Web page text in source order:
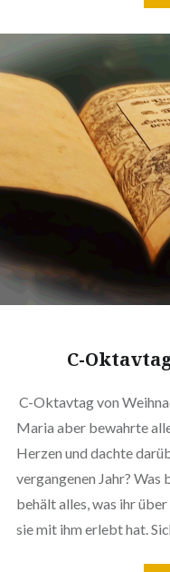
C-
C-Oktavtag von
Maria aber bewahrte
Herzen und dachte
vergangenen Jahr?
behält alles, was ihr
sie mit ihm erlebt hat.